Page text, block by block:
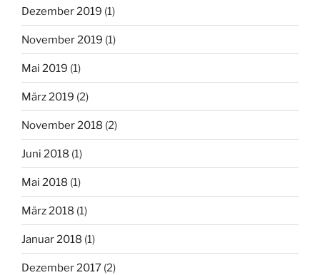
Dezember 2019 (1)
November 2019 (1)
Mai 2019 (1)
März 2019 (2)
November 2018 (2)
Juni 2018 (1)
Mai 2018 (1)
März 2018 (1)
Januar 2018 (1)
Dezember 2017 (2)